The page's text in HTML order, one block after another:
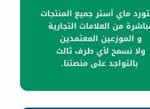
فيتامين
فيتامين
فيتامين
ب
ج